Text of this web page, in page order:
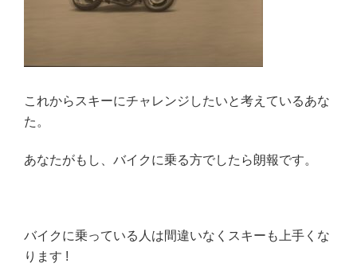
ま
!”
これからスキーにチャレンジしたいと考えているあな
た。
あなたがもし、バイクに乗る方でしたら朗報です。
バイクに乗っている人は間違いなくスキーも上手くな
ります !